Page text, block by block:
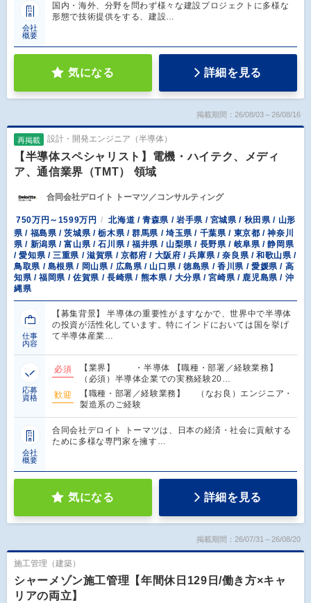
会社
概要
国内・海外、分野を問わず様々な建設プロジェクトに多様な
形態で技術提供をする、建設…
気になる 詳細を見る
掲載期間：26/08/03～26/08/16
再掲載 設計・開発エンジニア（半導体）
【半導体スペシャリスト】電機・ハイテク、メディ
ア、通信業界（TMT） 領域
合同会社デロイト トーマツ／コンサルティング
750万円～1599万円
北海道 / 青森県 / 岩手県 / 宮城県 / 秋田県 / 山形
県 / 福島県 / 茨城県 / 栃木県 / 群馬県 / 埼玉県 / 千葉県 / 東京都 / 神奈川
県 / 新潟県 / 富山県 / 石川県 / 福井県 / 山梨県 / 長野県 / 岐阜県 / 静岡県
/ 愛知県 / 三重県 / 滋賀県 / 京都府 / 大阪府 / 兵庫県 / 奈良県 / 和歌山県 /
鳥取県 / 島根県 / 岡山県 / 広島県 / 山口県 / 徳島県 / 香川県 / 愛媛県 / 高
知県 / 福岡県 / 佐賀県 / 長崎県 / 熊本県 / 大分県 / 宮崎県 / 鹿児島県 / 沖
縄県
仕事
内容
【募集背景】 半導体の重要性がますなかで、世界中で半導体
の投資が活性化しています。特にインドにおいては国を挙げ
て半導体産業…
応募
資格
必須
【業界】 ・半導体 【職種・部署／経験業務】
（必須）半導体企業での実務経験20…
歓迎
【職種・部署／経験業務】 （なお良）エンジニア・
製造系のご経験
会社
概要
合同会社デロイト トーマツは、日本の経済・社会に貢献する
ために多様な専門家を擁す…
気になる 詳細を見る
掲載期間：26/07/31～26/08/20
施工管理（建築）
シャーメゾン施工管理【年間休日129日/働き方×キャ
リアの両立】